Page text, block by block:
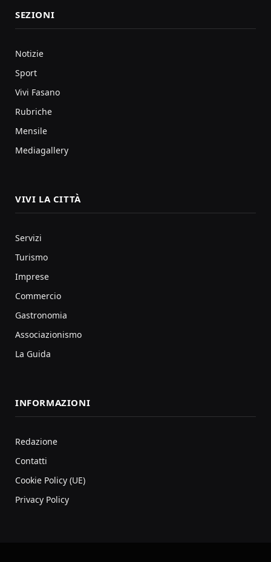
SEZIONI
Notizie
Sport
Vivi Fasano
Rubriche
Mensile
Mediagallery
VIVI LA CITTÀ
Servizi
Turismo
Imprese
Commercio
Gastronomia
Associazionismo
La Guida
INFORMAZIONI
Redazione
Contatti
Cookie Policy (UE)
Privacy Policy